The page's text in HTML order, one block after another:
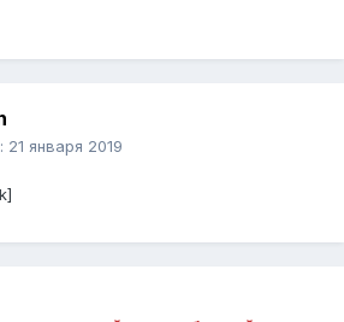
21 января 2019